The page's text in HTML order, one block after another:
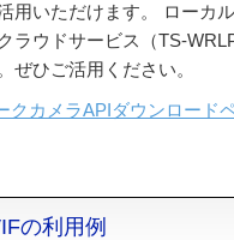
用いただけます。 ローカ
ラウドサービス（TS-
ぜひご活用ください。
クカメラAPIダウンロード
の利用例